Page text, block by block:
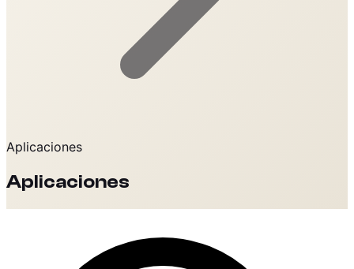
Aplicaciones
Aplicaciones